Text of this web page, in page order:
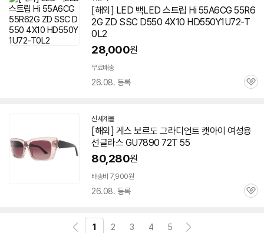
[해외] LED 백LED 스트립 Hi 55A6CG 55R6
2G ZD SSC D550 4X10 HD550Y1U72-T
0L2
28,000원
무료배송
26.08. 등록
관
신세계몰
[해외] 게스 보르도 그라디언트 캣아이 여성용
선글라스 GU7890 72T 55
80,280원
배송비 7,900원
26.08. 등록
관
1 2 3 4 5